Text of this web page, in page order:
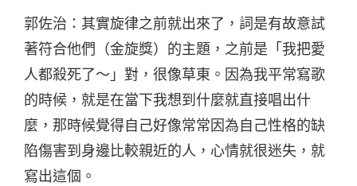
郭佐治：其實旋律之前就出來了，詞是有故意試
著符合他們（金旋獎）的主題，之前是「我把愛
人都殺死了～」對，很像草東。因為我平常寫歌
的時候，就是在當下我想到什麼就直接唱出什
麼，那時候覺得自己好像常常因為自己性格的缺
陷傷害到身邊比較親近的人，心情就很迷失，就
寫出這個。